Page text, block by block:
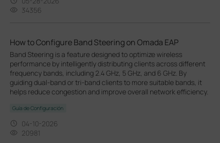
34356
How to Configure Band Steering on Omada EAP
Band Steering is a feature designed to optimize wireless
performance by intelligently distributing clients across different
frequency bands, including 2.4 GHz, 5 GHz, and 6 GHz. By
guiding dual-band or tri-band clients to more suitable bands, it
helps reduce congestion and improve overall network efficiency.
Guía de Configuración
04-10-2026
20981